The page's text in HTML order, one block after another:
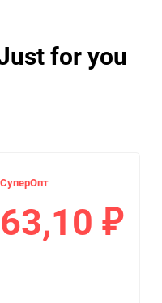
for you
СуперОпт
63,10 ₽